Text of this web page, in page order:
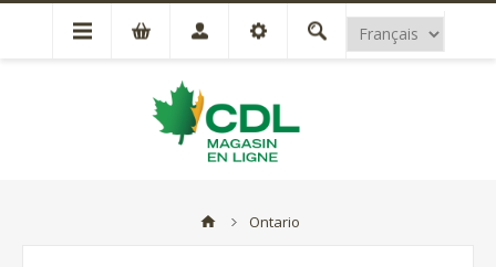
Ontario